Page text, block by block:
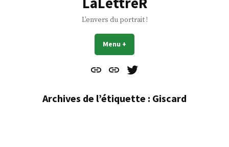
L'envers du portrait !
Menu +
Contact
À
Mes
Archives de l’étiquette : Giscard